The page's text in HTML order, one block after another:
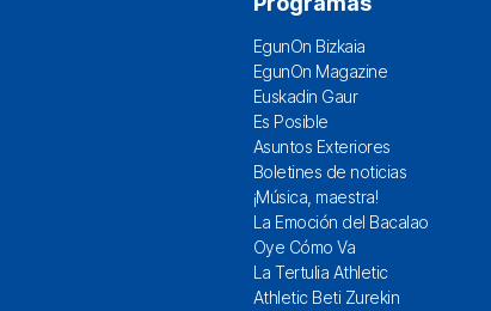
EgunOn Bizkaia
EgunOn Magazine
Euskadin Gaur
Es Posible
Asuntos Exteriores
Boletines de noticias
¡Música, maestra!
La Emoción del Bacalao
Oye Cómo Va
La Tertulia Athletic
Athletic Beti Zurekin